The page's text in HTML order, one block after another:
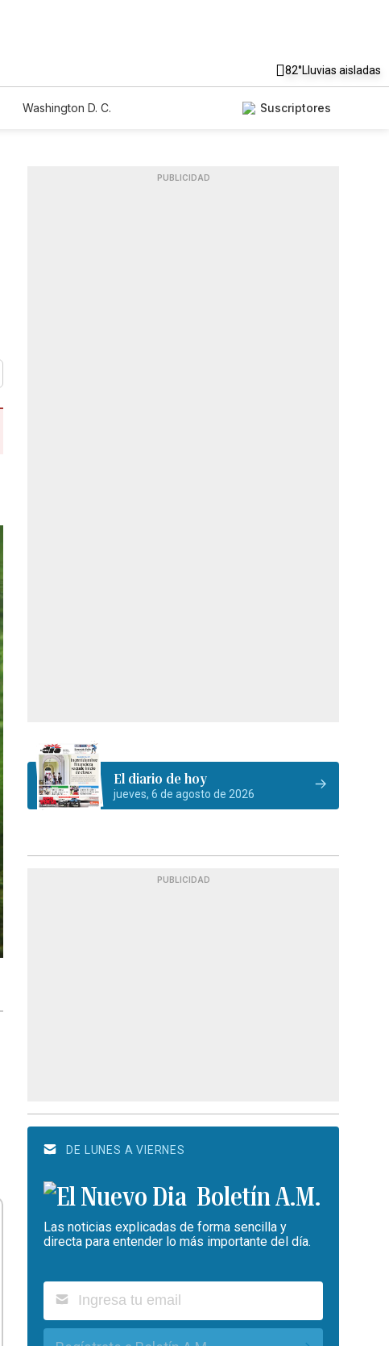
82°Lluvias aisladas
Washington D. C.
Suscriptores
PUBLICIDAD
El diario de hoy
jueves, 6 de agosto de 2026
PUBLICIDAD
DE LUNES A VIERNES
Boletín A.M.
Las noticias explicadas de forma sencilla y
directa para entender lo más importante del día.